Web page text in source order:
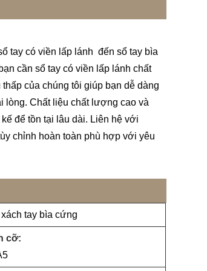
tay có viền lấp lánh đến sổ tay bìa
cần sổ tay có viền lấp lánh chất
của chúng tôi giúp bạn dễ dàng
lòng. Chất liệu chất lượng cao và
để tồn tại lâu dài. Liên hệ với
chỉnh hoàn toàn phù hợp với yêu
tay bìa cứng
cỡ: